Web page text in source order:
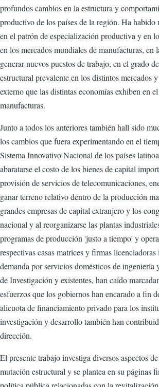
profundos cambios en la estructura y
productivo de los países de la región. Ha habido
en el patrón de especialización productiva y en
en los mercados mundiales de manufacturas, en
generar nuevos puestos de trabajo, en el grado
estructural prevalente en los distintos mercados
externo que las distintas economías exhiben en
manufacturas.
Junto a todos los anteriores también hall sido
los cambios que fuera experimentando en el
Sistema Innovativo Nacional de los países
abaratarse el costo de los bienes de capital
provisión de servicios de telecomunicaciones,
ganar terreno relativo dentro de la producción
grandes empresas de capital extranjero y los
nacional y al reorganizarse las plantas
programas de producción 'justo a tiempo' y
respectivas casas matrices y firmas
demanda por servicios domésticos de ingeniería
de Investigación y existentes, han caído
esfuerzos que los gobiernos han encarado a fin
alicuota de financiamiento privado para los
investigación y desarrollo también han
dirección.
El presente trabajo investiga diversos aspectos
mutación estructural y se plantea en su páginas